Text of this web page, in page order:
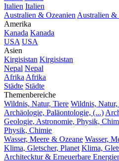
Italien Italien
Australien & Ozeanien Australien &
Amerika
Kanada Kanada
USA USA
Asien
Kirgisistan Kirgisistan
Nepal Nepal
Afrika Afrika
Städte Städte
Themenbereiche
Wildnis, Natur, Tiere Wildnis, Natur,
Archäologie, Paläontologie, (...)
Geologie, Astronomie, Physik,
Physik, Chimie
Wasser, Meere & Ozeane Wasser,
Klima, Gletscher, Planet Klima,
Architecktur & Erneuerbare